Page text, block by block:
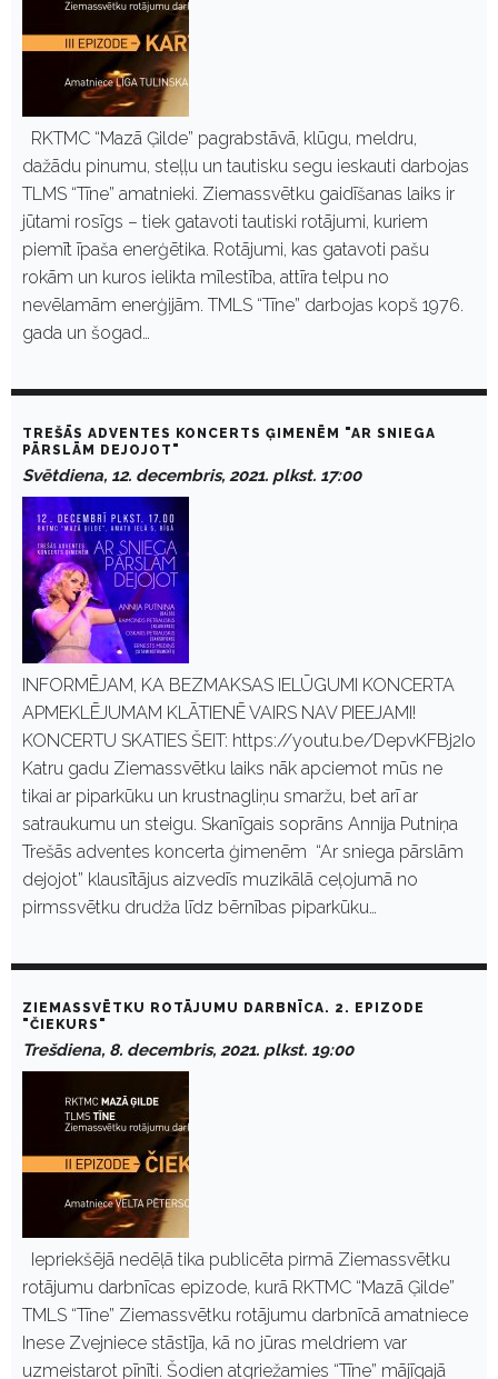
RKTMC “Mazā Ģilde” pagrabstāvā, klūgu, meldru,
dažādu pinumu, steļļu un tautisku segu ieskauti darbojas
TLMS “Tīne” amatnieki. Ziemassvētku gaidīšanas laiks ir
jūtami rosīgs – tiek gatavoti tautiski rotājumi, kuriem
piemīt īpaša enerģētika. Rotājumi, kas gatavoti pašu
rokām un kuros ielikta mīlestība, attīra telpu no
nevēlamām enerģijām. TMLS “Tīne” darbojas kopš 1976.
gada un šogad…
TREŠĀS ADVENTES KONCERTS ĢIMENĒM "AR SNIEGA
PĀRSLĀM DEJOJOT"
Svētdiena, 12. decembris, 2021. plkst. 17:00
INFORMĒJAM, KA BEZMAKSAS IELŪGUMI KONCERTA
APMEKLĒJUMAM KLĀTIENĒ VAIRS NAV PIEEJAMI!
KONCERTU SKATIES ŠEIT: https://youtu.be/DepvKFBj2Io
Katru gadu Ziemassvētku laiks nāk apciemot mūs ne
tikai ar piparkūku un krustnagliņu smaržu, bet arī ar
satraukumu un steigu. Skanīgais soprāns Annija Putniņa
Trešās adventes koncerta ģimenēm “Ar sniega pārslām
dejojot” klausītājus aizvedīs muzikālā ceļojumā no
pirmssvētku drudža līdz bērnības piparkūku…
ZIEMASSVĒTKU ROTĀJUMU DARBNĪCA. 2. EPIZODE
"ČIEKURS"
Trešdiena, 8. decembris, 2021. plkst. 19:00
Iepriekšējā nedēļā tika publicēta pirmā Ziemassvētku
rotājumu darbnīcas epizode, kurā RKTMC “Mazā Ģilde”
TMLS “Tīne” Ziemassvētku rotājumu darbnīcā amatniece
Inese Zvejniece stāstīja, kā no jūras meldriem var
uzmeistarot pīnīti. Šodien atgriežamies “Tīne” mājīgajā